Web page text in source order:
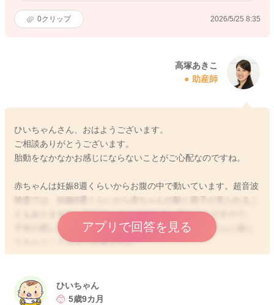
0クリップ 2026/5/25 8:35
高塚あきこ
助産師
ひいちゃんさん、おはようございます。
ご相談ありがとうございます。
胎動をなかなかお感じにならないことがご心配なのですね。
赤ちゃんは妊娠8週くらいからお腹の中で動いています。超音波
検査では、妊娠8週くらいから赤ちゃんの動く様子が見られるこ
ともありますね。ですが、まだまだ小さい赤ちゃんですので、
子宮の壁ににぶつかったとしても、その動きをママさんに感じ
てもらうことはまだ出来ません。
ママさんが実際に胎動を初めて感じる時期は、妊娠16週～22週
もいますが、一般的には、妊娠19週前後に胎動を感じる妊婦さ
んが多いようです。おっしゃるように、初産婦さんより経産婦
アプリで回答を見る
ひいちゃん
5歳9カ月